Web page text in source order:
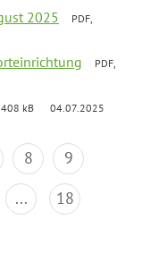
2025
PDF,
PDF,
408 kB 04.07.2025
8
9
... 18